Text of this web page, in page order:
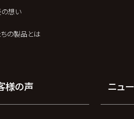
想い
の製品とは
様の声 ニュ